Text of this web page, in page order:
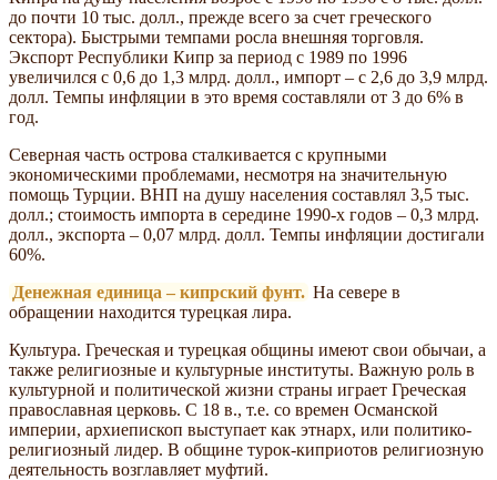
до почти 10 тыс. долл., прежде всего за счет греческого
сектора). Быстрыми темпами росла внешняя торговля.
Экспорт Республики Кипр за период с 1989 по 1996
увеличился с 0,6 до 1,3 млрд. долл., импорт – с 2,6 до 3,9 млрд.
долл. Темпы инфляции в это время составляли от 3 до 6% в
год.
Северная часть острова сталкивается с крупными
экономическими проблемами, несмотря на значительную
помощь Турции. ВНП на душу населения составлял 3,5 тыс.
долл.; стоимость импорта в середине 1990-х годов – 0,3 млрд.
долл., экспорта – 0,07 млрд. долл. Темпы инфляции достигали
60%.
Денежная единица – кипрский фунт. На севере в
обращении находится турецкая лира.
Культура. Греческая и турецкая общины имеют свои обычаи, а
также религиозные и культурные институты. Важную роль в
культурной и политической жизни страны играет Греческая
православная церковь. С 18 в., т.е. со времен Османской
империи, архиепископ выступает как этнарх, или политико-
религиозный лидер. В общине турок-киприотов религиозную
деятельность возглавляет муфтий.